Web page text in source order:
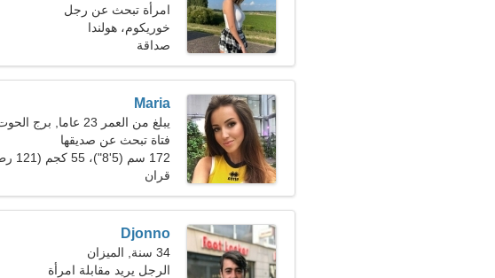
امرأة تبحث عن رجل
خوريكوم، هولندا
صداقة
Maria
يبلغ من العمر 23 عاما, برج الحوت
فتاة تبحث عن صديقها
172 سم (5'8")، 55 كجم (121 رطلا)
قران
Djonno
34 سنة, الميزان
الرجل يريد مقابلة امرأة